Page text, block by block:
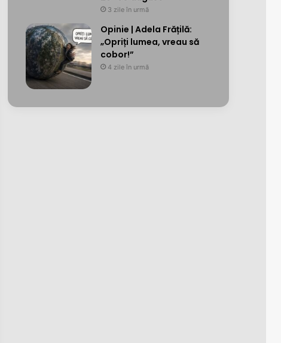
3 zile în urmă
Opinie | Adela Frățilă:
„Opriți lumea, vreau să
cobor!”
4 zile în urmă